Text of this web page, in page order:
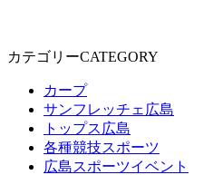
カテゴリーCATEGORY
カープ
サンフレッチェ広島
トップス広島
各種競技スポーツ
広島スポーツイベント